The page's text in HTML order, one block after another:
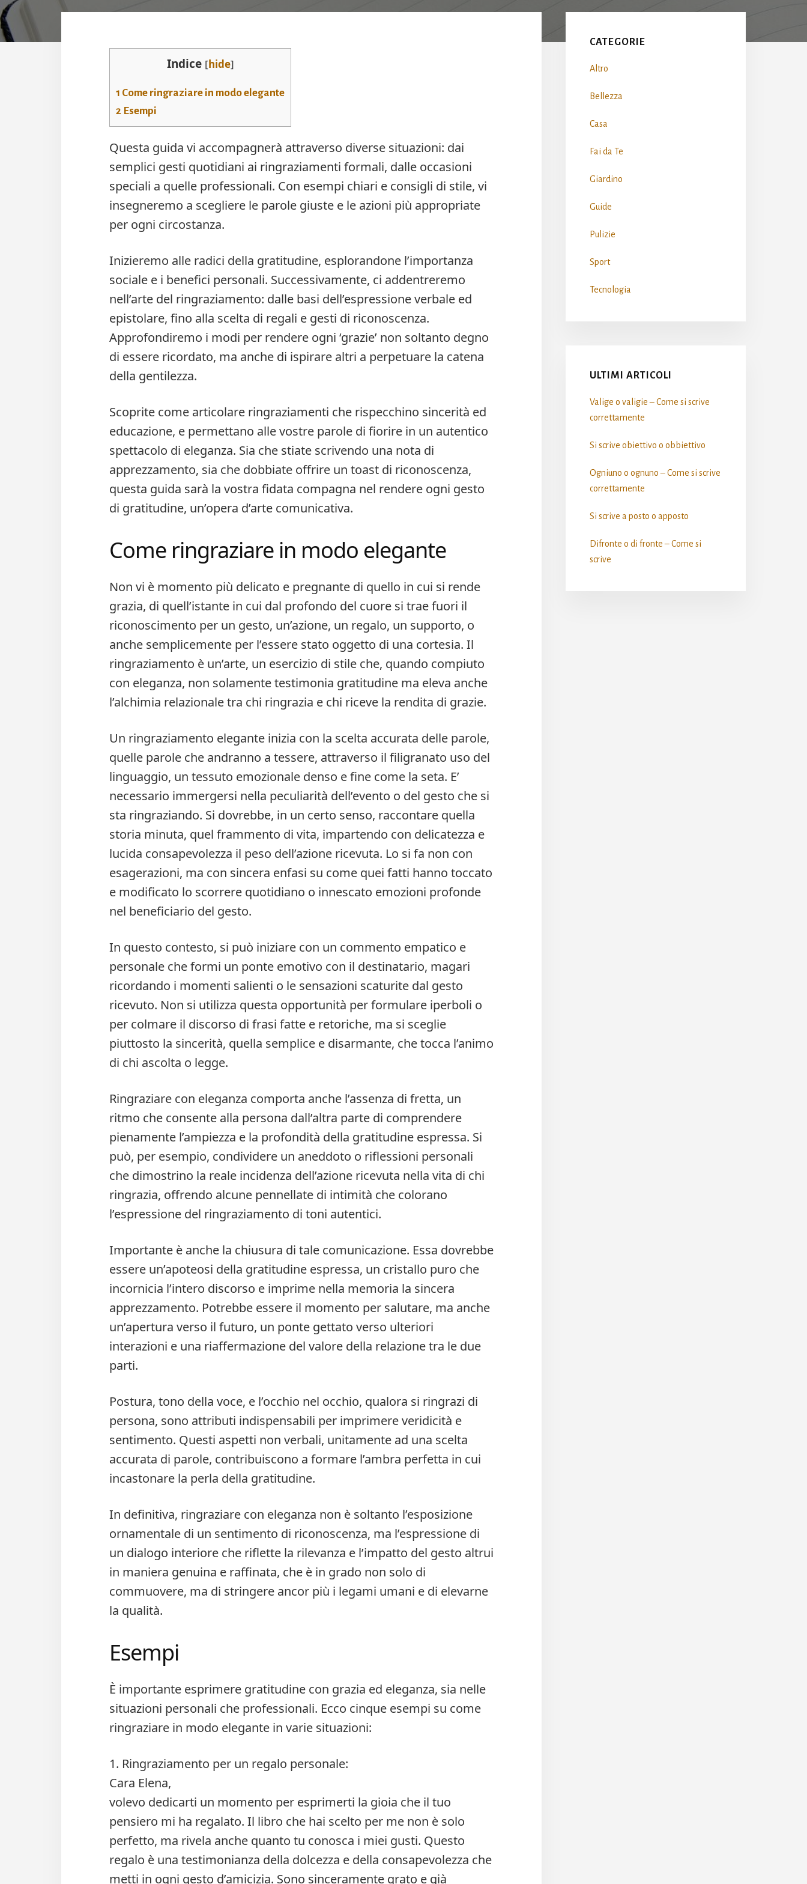
Indice [hide]
1 Come ringraziare in modo elegante
2 Esempi
Questa guida vi accompagnerà attraverso diverse situazioni: dai
semplici gesti quotidiani ai ringraziamenti formali, dalle occasioni
speciali a quelle professionali. Con esempi chiari e consigli di stile, vi
insegneremo a scegliere le parole giuste e le azioni più appropriate
per ogni circostanza.
Inizieremo alle radici della gratitudine, esplorandone l’importanza
sociale e i benefici personali. Successivamente, ci addentreremo
nell’arte del ringraziamento: dalle basi dell’espressione verbale ed
epistolare, fino alla scelta di regali e gesti di riconoscenza.
Approfondiremo i modi per rendere ogni ‘grazie’ non soltanto degno
di essere ricordato, ma anche di ispirare altri a perpetuare la catena
della gentilezza.
Scoprite come articolare ringraziamenti che rispecchino sincerità ed
educazione, e permettano alle vostre parole di fiorire in un autentico
spettacolo di eleganza. Sia che stiate scrivendo una nota di
apprezzamento, sia che dobbiate offrire un toast di riconoscenza,
questa guida sarà la vostra fidata compagna nel rendere ogni gesto
di gratitudine, un’opera d’arte comunicativa.
Come ringraziare in modo elegante
Non vi è momento più delicato e pregnante di quello in cui si rende
grazia, di quell’istante in cui dal profondo del cuore si trae fuori il
riconoscimento per un gesto, un’azione, un regalo, un supporto, o
anche semplicemente per l’essere stato oggetto di una cortesia. Il
ringraziamento è un’arte, un esercizio di stile che, quando compiuto
con eleganza, non solamente testimonia gratitudine ma eleva anche
l’alchimia relazionale tra chi ringrazia e chi riceve la rendita di grazie.
Un ringraziamento elegante inizia con la scelta accurata delle parole,
quelle parole che andranno a tessere, attraverso il filigranato uso del
linguaggio, un tessuto emozionale denso e fine come la seta. E’
necessario immergersi nella peculiarità dell’evento o del gesto che si
sta ringraziando. Si dovrebbe, in un certo senso, raccontare quella
storia minuta, quel frammento di vita, impartendo con delicatezza e
lucida consapevolezza il peso dell’azione ricevuta. Lo si fa non con
esagerazioni, ma con sincera enfasi su come quei fatti hanno toccato
e modificato lo scorrere quotidiano o innescato emozioni profonde
nel beneficiario del gesto.
In questo contesto, si può iniziare con un commento empatico e
personale che formi un ponte emotivo con il destinatario, magari
ricordando i momenti salienti o le sensazioni scaturite dal gesto
ricevuto. Non si utilizza questa opportunità per formulare iperboli o
per colmare il discorso di frasi fatte e retoriche, ma si sceglie
piuttosto la sincerità, quella semplice e disarmante, che tocca l’animo
di chi ascolta o legge.
Ringraziare con eleganza comporta anche l’assenza di fretta, un
ritmo che consente alla persona dall’altra parte di comprendere
pienamente l’ampiezza e la profondità della gratitudine espressa. Si
può, per esempio, condividere un aneddoto o riflessioni personali
che dimostrino la reale incidenza dell’azione ricevuta nella vita di chi
ringrazia, offrendo alcune pennellate di intimità che colorano
l’espressione del ringraziamento di toni autentici.
Importante è anche la chiusura di tale comunicazione. Essa dovrebbe
essere un’apoteosi della gratitudine espressa, un cristallo puro che
incornicia l’intero discorso e imprime nella memoria la sincera
apprezzamento. Potrebbe essere il momento per salutare, ma anche
un’apertura verso il futuro, un ponte gettato verso ulteriori
interazioni e una riaffermazione del valore della relazione tra le due
parti.
Postura, tono della voce, e l’occhio nel occhio, qualora si ringrazi di
persona, sono attributi indispensabili per imprimere veridicità e
sentimento. Questi aspetti non verbali, unitamente ad una scelta
accurata di parole, contribuiscono a formare l’ambra perfetta in cui
incastonare la perla della gratitudine.
In definitiva, ringraziare con eleganza non è soltanto l’esposizione
ornamentale di un sentimento di riconoscenza, ma l’espressione di
un dialogo interiore che riflette la rilevanza e l’impatto del gesto altrui
in maniera genuina e raffinata, che è in grado non solo di
commuovere, ma di stringere ancor più i legami umani e di elevarne
la qualità.
Esempi
È importante esprimere gratitudine con grazia ed eleganza, sia nelle
situazioni personali che professionali. Ecco cinque esempi su come
ringraziare in modo elegante in varie situazioni:
1. Ringraziamento per un regalo personale:
Cara Elena,
volevo dedicarti un momento per esprimerti la gioia che il tuo
pensiero mi ha regalato. Il libro che hai scelto per me non è solo
perfetto, ma rivela anche quanto tu conosca i miei gusti. Questo
regalo è una testimonianza della dolcezza e della consapevolezza che
metti in ogni gesto d’amicizia. Sono sinceramente grato e già
Sidebar
CATEGORIE
Altro
Bellezza
Casa
Fai da Te
Giardino
Guide
Pulizie
Sport
Tecnologia
ULTIMI ARTICOLI
Valige o valigie – Come si scrive​
correttamente
Si scrive obiettivo o obbiettivo​
Ogniuno o ognuno – Come si scrive​
correttamente
Si scrive a posto o apposto​
Difronte o di fronte – Come si
scrive​